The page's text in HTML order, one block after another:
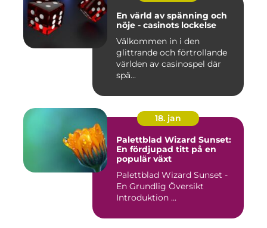
En värld av spänning och
nöje - casinots lockelse
Välkommen in i den
glittrande och förtrollande
världen av casinospel där
spä...
18. jan
Palettblad Wizard Sunset:
En fördjupad titt på en
populär växt
Palettblad Wizard Sunset -
En Grundlig Översikt
Introduktion ...